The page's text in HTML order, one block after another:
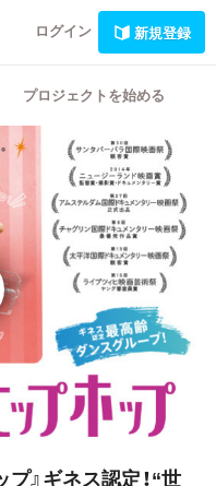
ログイン 新規登録
プロジェクトを始める
』ギネス認定！“世